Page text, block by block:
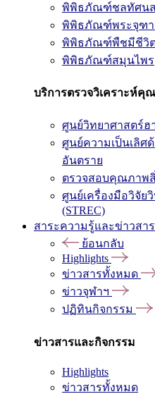
พิพิธภัณฑ์ชลทัศน
พิพิธภัณฑ์พระจุฑา
พิพิธภัณฑ์พืชมีชีวิ
พิพิธภัณฑ์สมุนไพร
บริการตรวจวิเคราะห์คุ
ศูนย์วิทยาศาสตร์ฮ
ศูนย์ความเป็นเลิศ
อันตราย
ตรวจสอบคุณภาพ
ศูนย์เครื่องมือวิจัย
(STREC)
สาระความรู้และข่าวสาร
ย้อนกลับ
Highlights
ข่าวสารทั้งหมด
ข่าวจุฬาฯ
ปฏิทินกิจกรรม
ข่าวสารและกิจกรรม
Highlights
ข่าวสารทั้งหมด